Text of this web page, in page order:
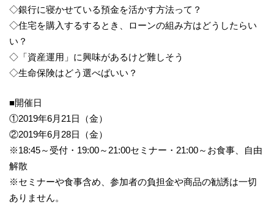
◇銀行に寝かせている預金を活かす方法って？
◇住宅を購入するするとき、ローンの組み方はどうしたらい
い？
◇「資産運用」に興味があるけど難しそう
◇生命保険はどう選べばいい？
■開催日
①2019年6月21日（金）
②2019年6月28日（金）
※18:45～受付・19:00～21:00セミナー・21:00～お食事、自由
解散
※セミナーや食事含め、参加者の負担金や商品の勧誘は一切
ありません。